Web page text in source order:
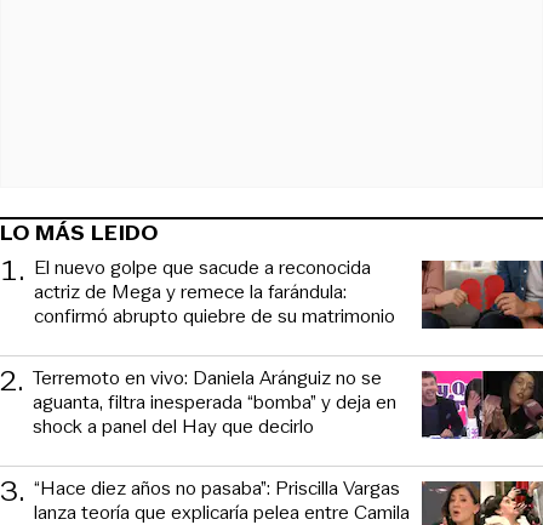
LO MÁS LEIDO
1. El nuevo golpe que sacude a reconocida
actriz de Mega y remece la farándula:
confirmó abrupto quiebre de su matrimonio
2. Terremoto en vivo: Daniela Aránguiz no se
aguanta, filtra inesperada “bomba” y deja en
shock a panel del Hay que decirlo
3. “Hace diez años no pasaba”: Priscilla Vargas
lanza teoría que explicaría pelea entre Camila